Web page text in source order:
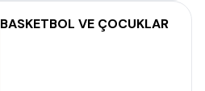
BASKETBOL VE ÇOCUKLAR